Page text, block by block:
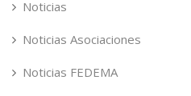
Noticias
Noticias Asociaciones
Noticias FEDEMA